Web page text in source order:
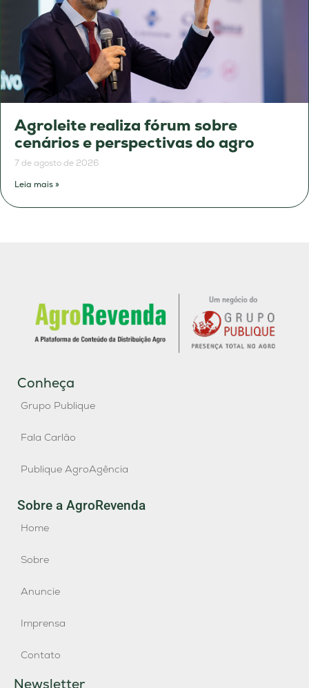
Agroleite realiza fórum sobre
cenários e perspectivas do agro
7 de agosto de 2026
Leia mais »
Conheça
Grupo Publique
Fala Carlão
Publique AgroAgência
Sobre a AgroRevenda
Home
Sobre
Anuncie
Imprensa
Contato
Newsletter